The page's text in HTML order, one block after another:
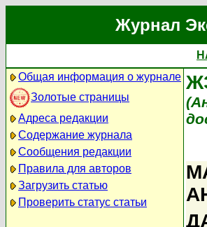
Журнал
Общая информация о журнале
Золотые страницы
Адреса редакции
Содержание журнала
Сообщения редакции
Правила для авторов
Загрузить статью
Проверить статус статьи